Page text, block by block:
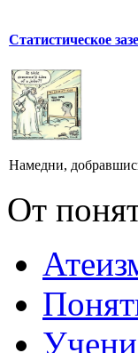
Статистическое
Намедни,
От